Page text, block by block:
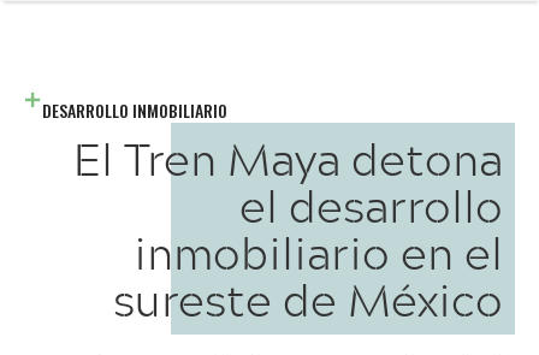
DESARROLLO INMOBILIARIO
El Tren Maya detona
el desarrollo
inmobiliario en el
sureste de México